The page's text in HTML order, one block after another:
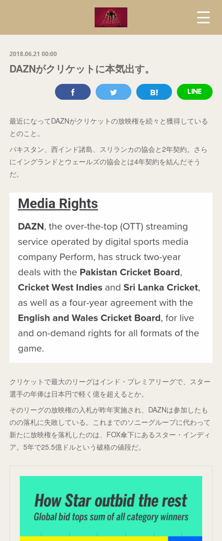
2018.06.21 00:00
DAZNがクリケットに本気出す。
最近になってDAZNがクリケットの放映権を続々と獲得している
とのこと。
パキスタン、西インド諸島、スリランカの協会と2年契約。さら
にイングランドとウェールズの協会とは4年契約を結んだそう
だ。
クリケットで最大のリーグはインド・プレミアリーグで、スター
選手の年俸は日本円で軽く億を超えるとか。
そのリーグの放映権の入札が昨年実施され、DAZNは参加したも
のの落札に失敗している。これまでのソニーグループに代わって
新たに放映権を落札したのは、FOX傘下にあるスター・インディ
ア。5年で25.5億ドルという破格の値段だ。